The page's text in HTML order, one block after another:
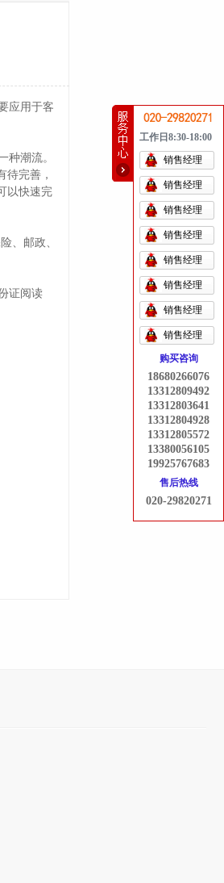
应用于客
种潮流。
待完善，
以快速完
、邮政、
证阅读
工作日8:30-18:00
销售经理
销售经理
销售经理
销售经理
销售经理
销售经理
销售经理
销售经理
购买咨询
18680266076
13312809492
13312803641
13312804928
13312805572
13380056105
19925767683
售后热线
020-29820271